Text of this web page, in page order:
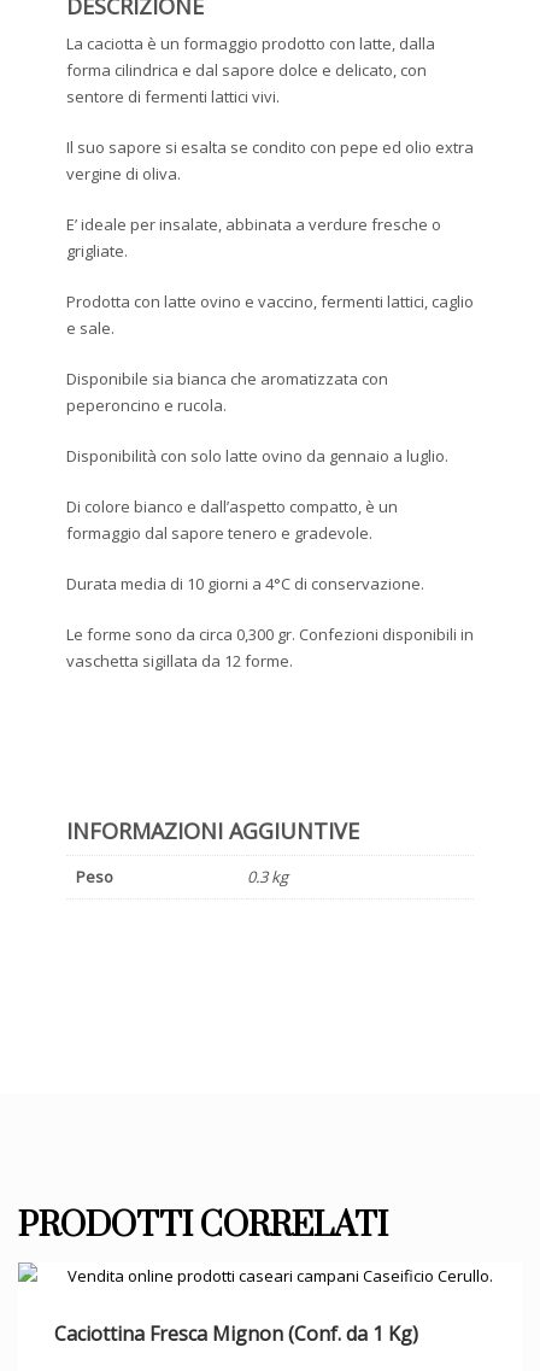
La caciotta è un formaggio prodotto con latte, dalla
forma cilindrica e dal sapore dolce e delicato, con
sentore di fermenti lattici vivi.
Il suo sapore si esalta se condito con pepe ed olio extra
vergine di oliva.
E’ ideale per insalate, abbinata a verdure fresche o
grigliate.
Prodotta con latte ovino e vaccino, fermenti lattici, caglio
e sale.
Disponibile sia bianca che aromatizzata con
peperoncino e rucola.
Disponibilità con solo latte ovino da gennaio a luglio.
Di colore bianco e dall’aspetto compatto, è un
formaggio dal sapore tenero e gradevole.
Durata media di 10 giorni a 4°C di conservazione.
Le forme sono da circa 0,300 gr. Confezioni disponibili in
vaschetta sigillata da 12 forme.
INFORMAZIONI AGGIUNTIVE
Peso 0.3 kg
PRODOTTI CORRELATI
Caciottina Fresca Mignon (Conf. da 1 Kg)